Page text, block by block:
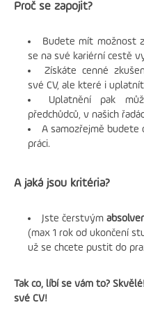
Proč se zapojit?
Budete mít možnost
se na své kariérní cestě
Získáte cenné
své CV, ale které i
Uplatnění pak
předchůdců, v našich
A samozřejmě budete
práci.
A jaká jsou kritéria?
Jste čerstvým
(max 1 rok od ukončení
už se chcete pustit do
Tak co, líbí se vám to?
své CV!